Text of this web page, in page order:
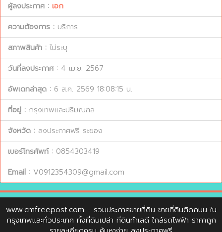
ผู้ลงประกาศ : เอก
ความต้องการ : บริการ
สภาพสินค้า : ไม่ระบุ
วันที่ลงประกาศ : 4 เม.ย. 2567
อัพเดทล่าสุด : 6 ส.ค. 2569 18:08:15 น.
ที่อยู่ : กรุงเทพและปริมณฑล
จังหวัด : ลงประกาศฟรี ระยอง
เบอร์โทรศัพท์ : 0854303419
Email : V0912354309@gmail.com
www.cmfreepost.com - รวมประกาศขายที่ดิน ขายที่ดินติดถนน ใน
กรุงเทพและทั่วประเทศ ทั้งที่ดินเปล่า ที่ดินทำเลดี ใกล้รถไฟฟ้า ราคาถูก